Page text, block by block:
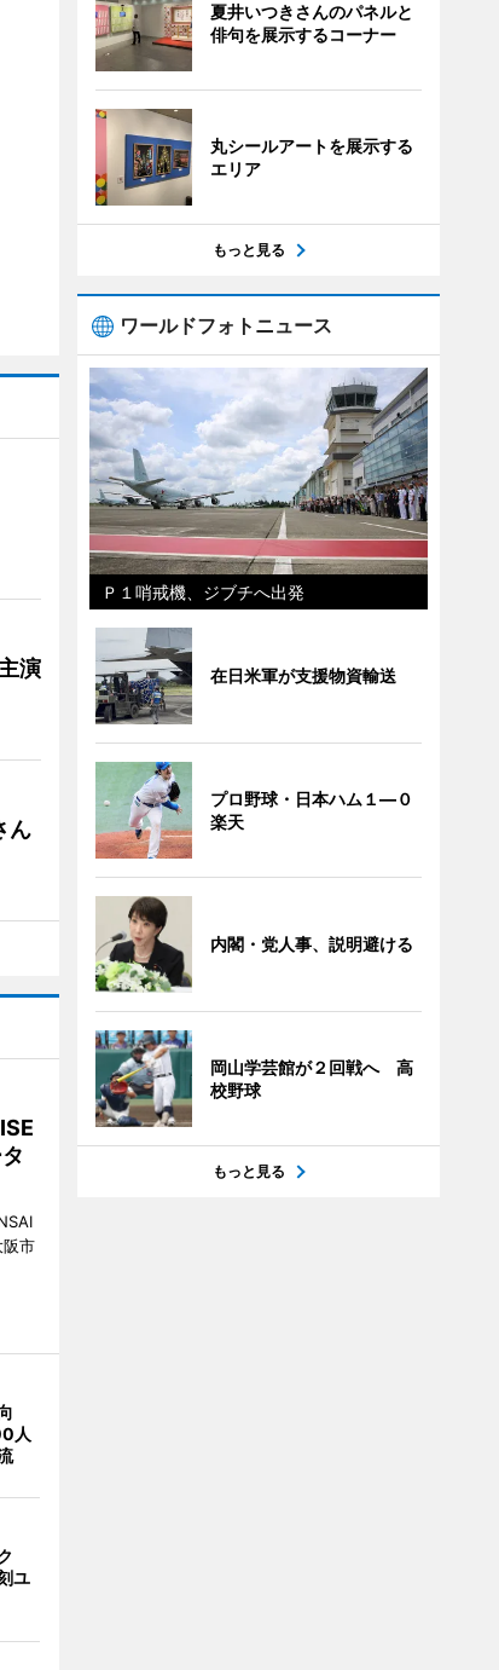
演
ん
市
人
ユ
夏井いつきさんのパネルと
俳句を展示するコーナー
丸シールアートを展示する
エリア
もっと見る
ワールドフォトニュース
Ｐ１哨戒機、ジブチへ出発
在日米軍が支援物資輸送
プロ野球・日本ハム１―０
楽天
内閣・党人事、説明避ける
岡山学芸館が２回戦へ 高
校野球
もっと見る